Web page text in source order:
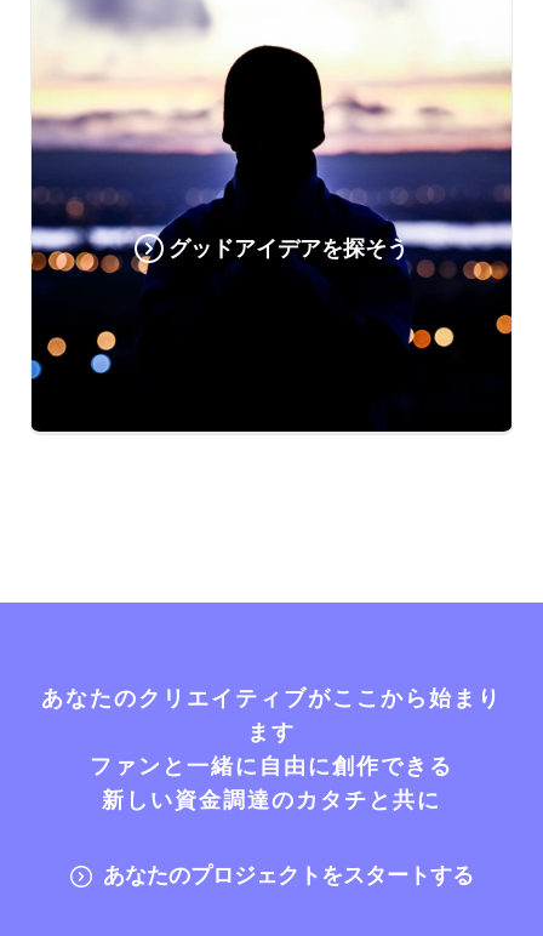
グッドアイデアを探そう
あなたのクリエイティブがここから始まり
ます
ファンと一緒に自由に創作できる
新しい資金調達のカタチと共に
あなたのプロジェクトをスタートする